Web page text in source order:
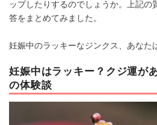
ップしたりするのでしょうか。上記の
答をまとめてみました。
妊娠中のラッキーなジンクス、あなた
妊娠中はラッキー？クジ運が
の体験談